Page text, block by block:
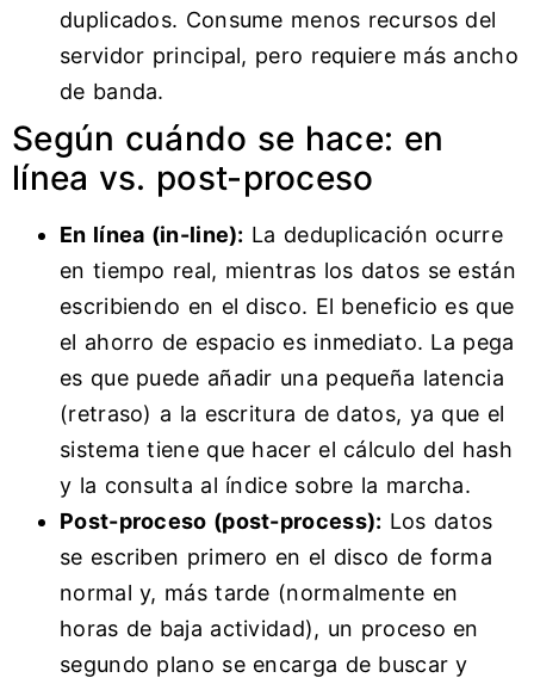
duplicados. Consume menos recursos del
servidor principal, pero requiere más ancho
de banda.
Según cuándo se hace: en
línea vs. post-proceso
En línea (in-line): La deduplicación ocurre
en tiempo real, mientras los datos se están
escribiendo en el disco. El beneficio es que
el ahorro de espacio es inmediato. La pega
es que puede añadir una pequeña latencia
(retraso) a la escritura de datos, ya que el
sistema tiene que hacer el cálculo del hash
y la consulta al índice sobre la marcha.
Post-proceso (post-process): Los datos
se escriben primero en el disco de forma
normal y, más tarde (normalmente en
horas de baja actividad), un proceso en
segundo plano se encarga de buscar y